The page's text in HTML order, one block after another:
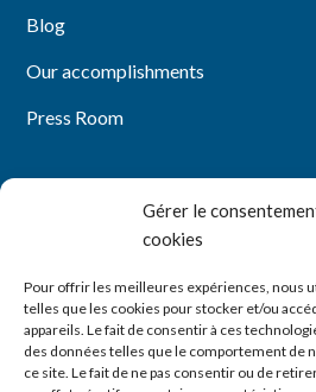
Gérer le
cookies
Pour offrir les meilleures expériences, nous
telles que les cookies pour stocker et/ou
appareils. Le fait de consentir à ces
des données telles que le comportement de
ce site. Le fait de ne pas consentir ou de
Blog
Our accomplishments
Press Room
Mentions légales
Politique de cookies (UE)